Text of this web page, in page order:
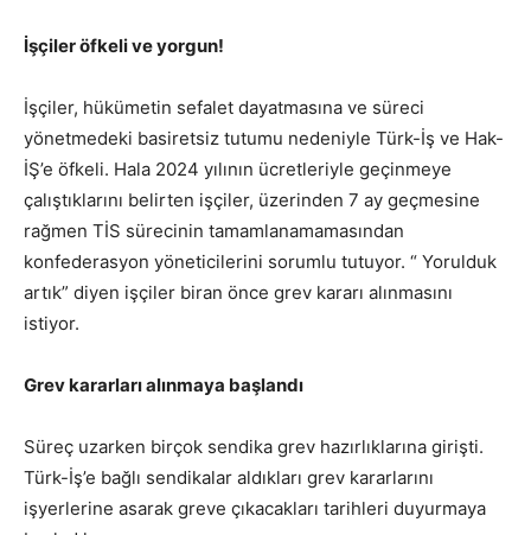
İşçiler öfkeli ve yorgun!
İşçiler, hükümetin sefalet dayatmasına ve süreci
yönetmedeki basiretsiz tutumu nedeniyle Türk-İş ve Hak-
İŞ’e öfkeli. Hala 2024 yılının ücretleriyle geçinmeye
çalıştıklarını belirten işçiler, üzerinden 7 ay geçmesine
rağmen TİS sürecinin tamamlanamamasından
konfederasyon yöneticilerini sorumlu tutuyor. “ Yorulduk
artık” diyen işçiler biran önce grev kararı alınmasını
istiyor.
Grev kararları alınmaya başlandı
Süreç uzarken birçok sendika grev hazırlıklarına girişti.
Türk-İş’e bağlı sendikalar aldıkları grev kararlarını
işyerlerine asarak greve çıkacakları tarihleri duyurmaya